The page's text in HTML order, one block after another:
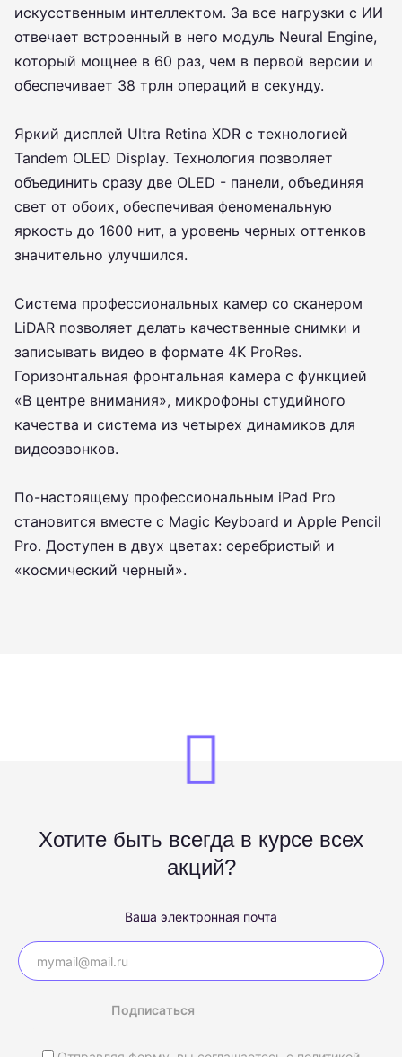
искусственным интеллектом. За все нагрузки с ИИ
отвечает встроенный в него модуль Neural Engine,
который мощнее в 60 раз, чем в первой версии и
обеспечивает 38 трлн операций в секунду.
Яркий дисплей Ultra Retina XDR с технологией
Tandem OLED Display. Технология позволяет
объединить сразу две OLED - панели, объединяя
свет от обоих, обеспечивая феноменальную
яркость до 1600 нит, а уровень черных оттенков
значительно улучшился.
Система профессиональных камер со сканером
LiDAR позволяет делать качественные снимки и
записывать видео в формате 4K ProRes.
Горизонтальная фронтальная камера с функцией
«В центре внимания», микрофоны студийного
качества и система из четырех динамиков для
видеозвонков.
По-настоящему профессиональным iPad Pro
становится вместе с Magic Keyboard и Apple Pencil
Pro. Доступен в двух цветах: серебристый и
«космический черный».
Хотите быть всегда в курсе всех
акций?
Ваша электронная почта
Подписаться